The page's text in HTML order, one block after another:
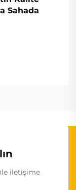
Sahada
iletişime